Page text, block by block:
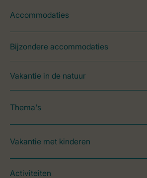
Accommodaties
Bijzondere accommodaties
Vakantie in de natuur
Thema's
Vakantie met kinderen
Activiteiten